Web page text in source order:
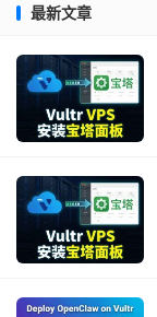
最新文章